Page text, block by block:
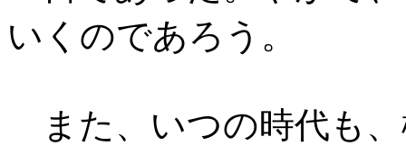
いくのであろう。
また、いつの時代も